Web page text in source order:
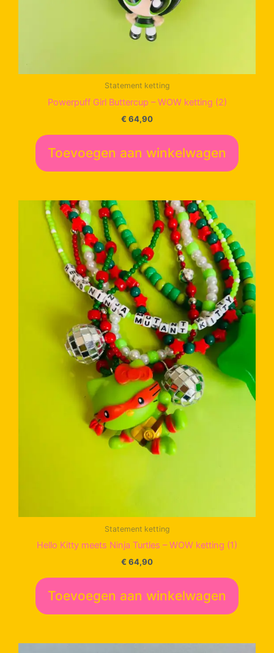
Statement ketting
Powerpuff Girl Buttercup – WOW ketting (2)
€ 64,90
Toevoegen aan winkelwagen
Statement ketting
Hello Kitty meets Ninja Turtles – WOW ketting (1)
€ 64,90
Toevoegen aan winkelwagen